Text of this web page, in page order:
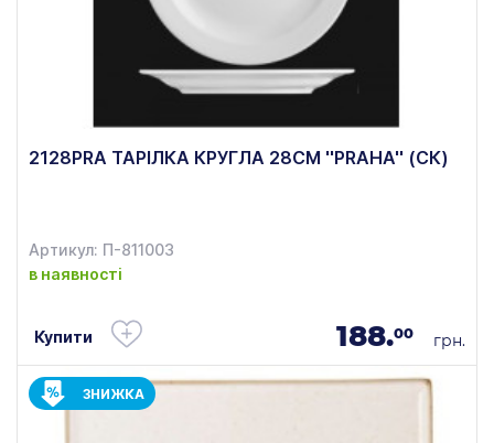
2128PRA ТАРІЛКА КРУГЛА 28СМ ''PRAHA'' (СК)
Артикул: П-811003
в наявності
Купити 188.00 грн.
ЗНИЖКА